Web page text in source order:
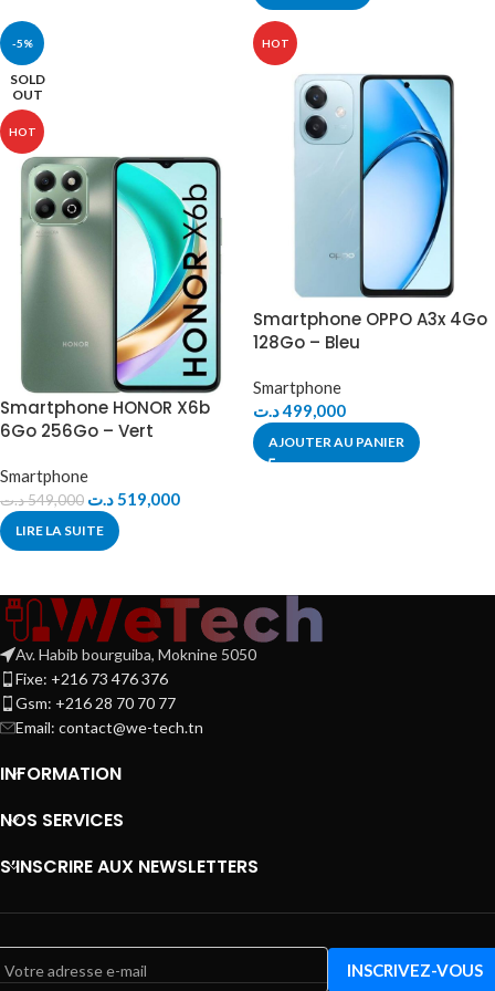
-5%
SOLD
OUT
HOT
Smartphone HONOR X6b
6Go 256Go – Vert
Smartphone
549,000د.ت 519,000د.ت
LIRE LA SUITE
HOT
Smartphone OPPO A3x 4Go
128Go – Bleu
Smartphone
499,000د.ت
AJOUTER AU PANIER
Av. Habib bourguiba, Moknine 5050
Fixe: +216 73 476 376
Gsm: +216 28 70 70 77
Email: contact@we-tech.tn
INFORMATION
NOS SERVICES
S’INSCRIRE AUX NEWSLETTERS